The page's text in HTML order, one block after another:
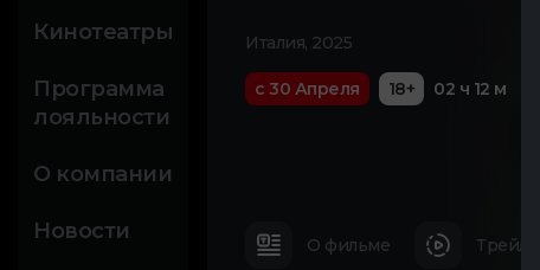
Кинотеатры
Программа
лояльности
О компании
Новости
Италия, 2025
с 30 Апреля 18+ 02 ч 12 м
О фильме Трейлер